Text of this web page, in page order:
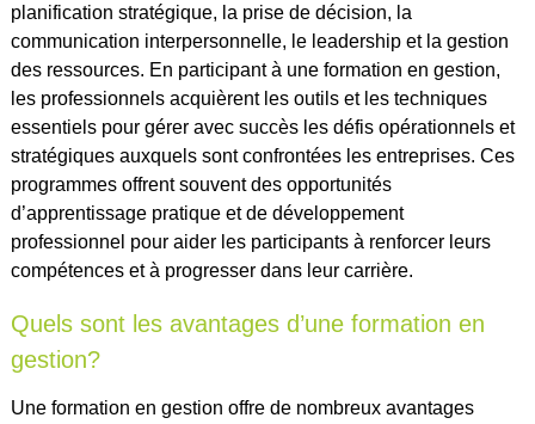
planification stratégique, la prise de décision, la
communication interpersonnelle, le leadership et la gestion
des ressources. En participant à une formation en gestion,
les professionnels acquièrent les outils et les techniques
essentiels pour gérer avec succès les défis opérationnels et
stratégiques auxquels sont confrontées les entreprises. Ces
programmes offrent souvent des opportunités
d’apprentissage pratique et de développement
professionnel pour aider les participants à renforcer leurs
compétences et à progresser dans leur carrière.
Quels sont les avantages d’une formation en
gestion?
Une formation en gestion offre de nombreux avantages